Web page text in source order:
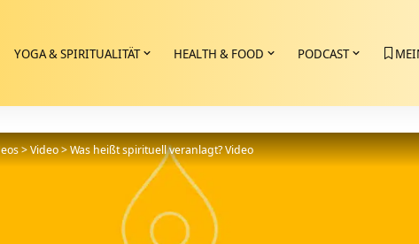
YOGA & SPIRITUALITÄT HEALTH & FOOD PODCAST
>Video>Was heißt spirituell veranlagt? Video